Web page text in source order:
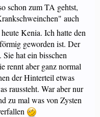
schon zum TA gehtst,
auch
Kenia. Ich hatte den
geworden ist. Der
hat ein bisschen
rennt aber ganz normal
der Hinterteil etwas
raussteht. War aber nur
zu mal was von Zysten